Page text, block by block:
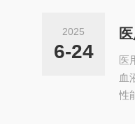
前
侧
2025
6-24
医
血
性